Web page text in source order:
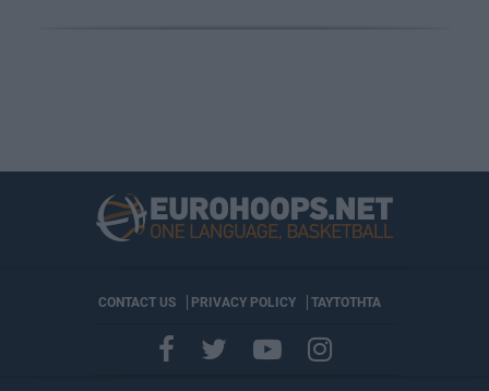
CONTACT US PRIVACY POLICY ΤΑΥΤΟΤΗΤΑ